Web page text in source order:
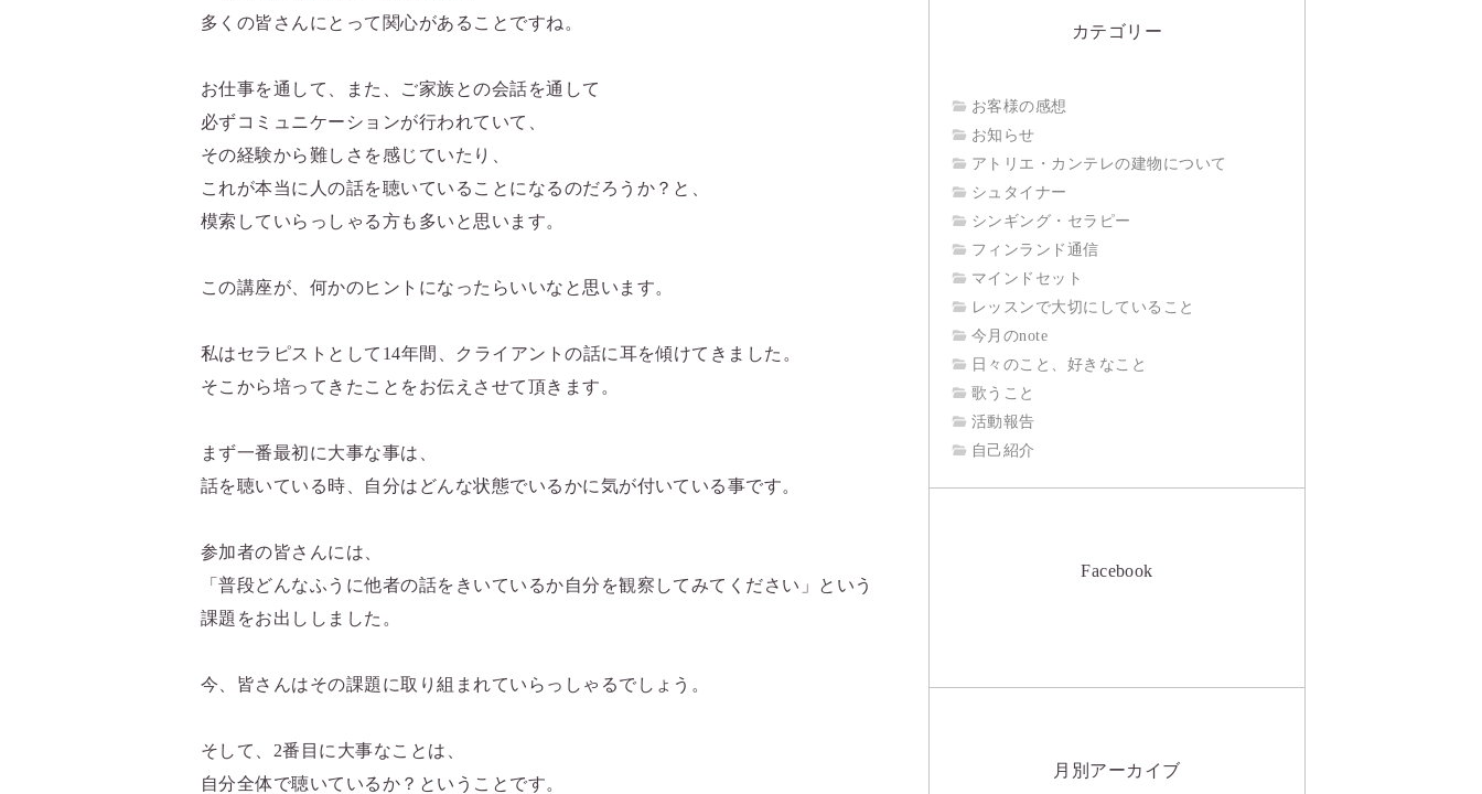
多くの皆さんにとって関心があることですね。
お仕事を通して、また、ご家族との会話を通して
必ずコミュニケーションが行われていて、
その経験から難しさを感じていたり、
これが本当に人の話を聴いていることになるのだろうか？と、
模索していらっしゃる方も多いと思います。
この講座が、何かのヒントになったらいいなと思います。
私はセラピストとして14年間、クライアントの話に耳を傾けてきました。
そこから培ってきたことをお伝えさせて頂きます。
まず一番最初に大事な事は、
話を聴いている時、自分はどんな状態でいるかに気が付いている事です。
参加者の皆さんには、
「普段どんなふうに他者の話をきいているか自分を観察してみてください」という
課題をお出ししました。
今、皆さんはその課題に取り組まれていらっしゃるでしょう。
そして、2番目に大事なことは、
自分全体で聴いているか？ということです。
カテゴリー
お客様の感想
お知らせ
アトリエ・カンテレの建物について
シュタイナー
シンギング・セラピー
フィンランド通信
マインドセット
レッスンで大切にしていること
今月のnote
日々のこと、好きなこと
歌うこと
活動報告
自己紹介
Facebook
月別アーカイブ